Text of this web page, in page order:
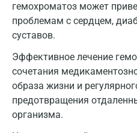
гемохроматоз может
проблемам с сердцем,
суставов.
Эффективное лечение
сочетания
образа жизни и
предотвращения
организма.
Иваново
Ижевск
Истра
Йошкар-Ола